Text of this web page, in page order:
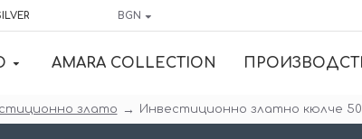
BGN
AMARA COLLECTION
злато Инвестиционно златно кюлче